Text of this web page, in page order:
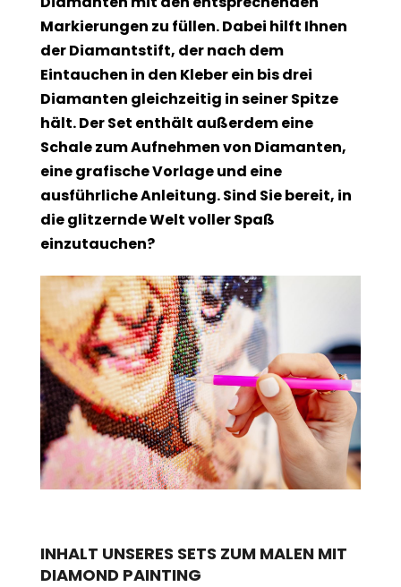
Markierungen zu füllen. Dabei hilft Ihnen
der Diamantstift, der nach dem
Eintauchen in den Kleber ein bis drei
Diamanten gleichzeitig in seiner Spitze
hält. Der Set enthält außerdem eine
Schale zum Aufnehmen von Diamanten,
eine grafische Vorlage und eine
ausführliche Anleitung. Sind Sie bereit, in
die glitzernde Welt voller Spaß
einzutauchen?
INHALT UNSERES SETS ZUM MALEN MIT
DIAMOND PAINTING